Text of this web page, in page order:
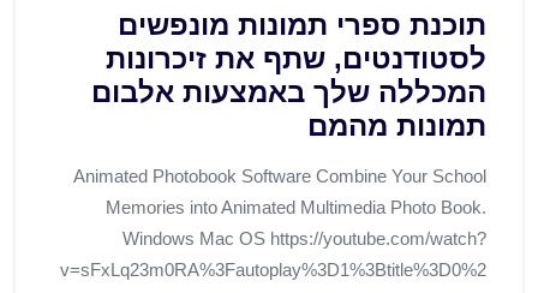
תוכנת ספרי תמונות מונפשים
לסטודנטים, שתף את זיכרונות
המכללה שלך באמצעות אלבום
תמונות מהמם
Animated Photobook Software Combine Your School
Memories into Animated Multimedia Photo Book.
Windows Mac OS https://youtube.com/watch?
v=sFxLq23m0RA%3Fautoplay%3D1%3Btitle%3D0%2